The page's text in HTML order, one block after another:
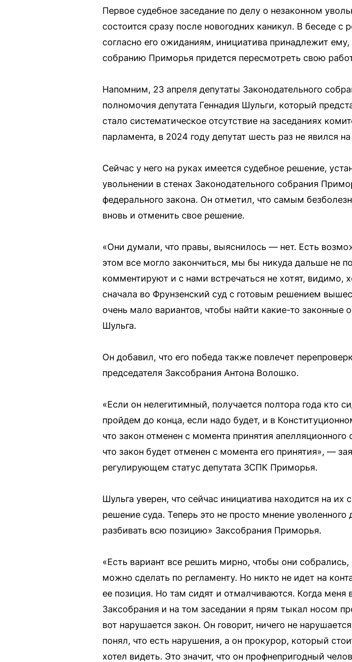
Первое судебное заседание по делу о незаконном
состоится сразу после новогодних каникул. В беседе
согласно его ожиданиям, инициатива принадлежит
собранию Приморья придется пересмотреть свою
Напомним, 23 апреля депутаты Законодательного
полномочия депутата Геннадия Шульги, который
стало систематическое отсутствие на заседаниях
парламента, в 2024 году депутат шесть раз не явился
Сейчас у него на руках имеется судебное решение,
увольнении в стенах Законодательного собрания
федерального закона. Он отметил, что самым
вновь и отменить свое решение.
«Они думали, что правы, выяснилось — нет. Есть
этом все могло закончиться, мы бы никуда дальше не
комментируют и с нами встречаться не хотят, видимо,
сначала во Фрунзенский суд с готовым решением
очень мало вариантов, чтобы найти какие-то законные
Шульга.
Он добавил, что его победа также повлечет
председателя Заксобрания Антона Волошко.
«Если он нелегитимный, получается полтора года кто
пройдем до конца, если надо будет, и в
что закон отменен с момента принятия
что закон будет отменен с момента его принятия», —
регулирующем статус депутата ЗСПК Приморья.
Шульга уверен, что сейчас инициатива находится на
решение суда. Теперь это не просто мнение
разбивать всю позицию» Заксобрания Приморья.
«Есть вариант все решить мирно, чтобы они
можно сделать по регламенту. Но никто не идет на
ее позиция. Но там сидят и отмалчиваются. Когда меня
Заксобрания и на том заседании я прям тыкал носом
вот нарушается закон. Он говорит, ничего не
понял, что есть нарушения, а он прокурор, который
хотел видеть. Это значит, что он профнепригодный